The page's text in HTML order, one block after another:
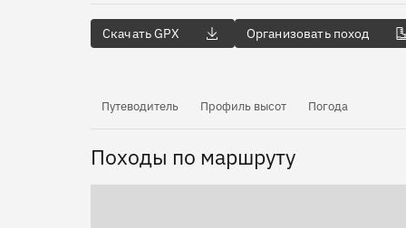
Скачать GPX Организовать поход
Путеводитель Профиль высот Погода
Походы по маршруту